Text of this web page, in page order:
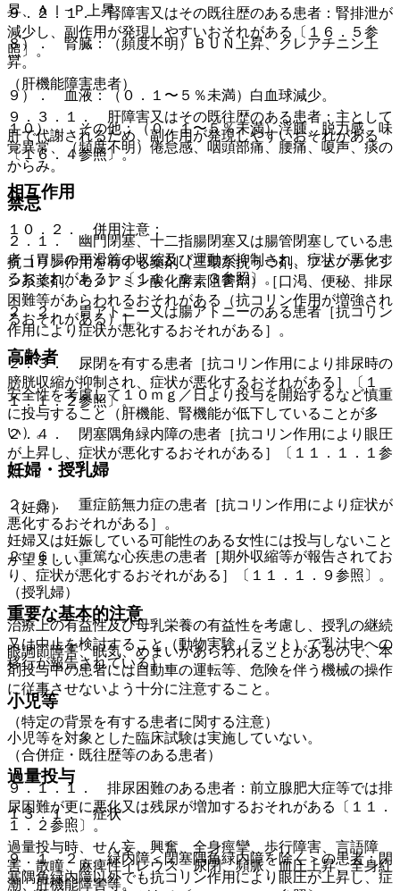
９．２．１． 腎障害又はその既往歴のある患者：腎排泄が
減少し、副作用が発現しやすいおそれがある〔１６．５参
照〕。
（肝機能障害患者）
９．３．１． 肝障害又はその既往歴のある患者：主として
肝で代謝されるため、副作用が発現しやすいおそれがある
〔１６．４参照〕。
相互作用
１０．２． 併用注意：
抗コリン作用を有する薬剤（三環系抗うつ剤、フェノチアジ
ン系薬剤、モノアミン酸化酵素阻害剤）［口渇、便秘、排尿
困難等があらわれるおそれがある（抗コリン作用が増強され
るおそれがある）］。
高齢者
安全性を考慮して１０ｍｇ／日より投与を開始するなど慎重
に投与すること（肝機能、腎機能が低下していることが多
い）。
妊婦・授乳婦
（妊婦）
妊婦又は妊娠している可能性のある女性には投与しないこと
が望ましい。
（授乳婦）
治療上の有益性及び母乳栄養の有益性を考慮し、授乳の継続
又は中止を検討すること（動物実験（ラット）で乳汁中への
移行が報告されている）。
小児等
小児等を対象とした臨床試験は実施していない。
過量投与
１３．１． 症状
過量投与時、せん妄、興奮、全身痙攣、歩行障害、言語障
害、散瞳、麻痺性イレウス、尿閉、頻脈、血圧上昇、全身紅
潮、肝機能障害等。
昇、Ａｌ−Ｐ上昇。
８）． 腎臓：（頻度不明）ＢＵＮ上昇、クレアチニン上
昇。
９）． 血液：（０．１〜５％未満）白血球減少。
１０）． その他：（０．１〜５％未満）浮腫、脱力感、味
覚異常、（頻度不明）倦怠感、咽頭部痛、腰痛、嗄声、痰の
からみ。
禁忌
２．１． 幽門閉塞、十二指腸閉塞又は腸管閉塞している患
者［胃腸の平滑筋の収縮及び運動が抑制され、症状が悪化す
るおそれがある］〔１１．１．３参照〕。
２．２． 胃アトニー又は腸アトニーのある患者［抗コリン
作用により症状が悪化するおそれがある］。
２．３． 尿閉を有する患者［抗コリン作用により排尿時の
膀胱収縮が抑制され、症状が悪化するおそれがある］〔１
１．１．２参照〕。
２．４． 閉塞隅角緑内障の患者［抗コリン作用により眼圧
が上昇し、症状が悪化するおそれがある］〔１１．１．１参
照〕。
２．５． 重症筋無力症の患者［抗コリン作用により症状が
悪化するおそれがある］。
２．６． 重篤な心疾患の患者［期外収縮等が報告されてお
り、症状が悪化するおそれがある］〔１１．１．９参照〕。
重要な基本的注意
眼調節障害、眠気、めまいがあらわれることがあるので、本
剤投与中の患者には自動車の運転等、危険を伴う機械の操作
に従事させないよう十分に注意すること。
（特定の背景を有する患者に関する注意）
（合併症・既往歴等のある患者）
９．１．１． 排尿困難のある患者：前立腺肥大症等では排
尿困難が更に悪化又は残尿が増加するおそれがある〔１１．
１．２参照〕。
９．１．２． 緑内障＜閉塞隅角緑内障を除く＞の患者：閉
塞隅角緑内障以外でも抗コリン作用により眼圧が上昇し、症